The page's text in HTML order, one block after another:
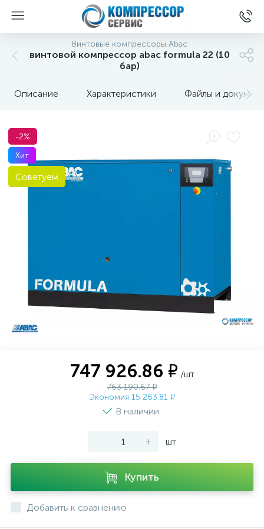
Винтовые компрессоры Abac
винтовой компрессор abac formula 22 (10
бар)
Описание Характеристики Файлы и
-2%
Хит
Советуем
747 926.86 ₽ /шт
763 190.67 ₽
Экономия 15 263.81 ₽
В наличии
- + шт
Купить
Добавить к сравнению